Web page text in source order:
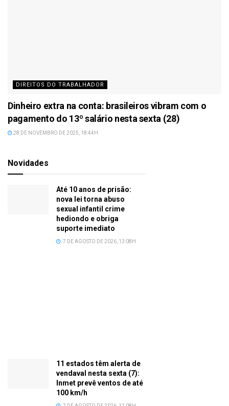
DIREITOS DO TRABALHADOR
Dinheiro extra na conta: brasileiros vibram com o
pagamento do 13º salário nesta sexta (28)
28 DE NOVEMBRO DE 2025, 18:44H
Novidades
Até 10 anos de prisão:
nova lei torna abuso
sexual infantil crime
hediondo e obriga
suporte imediato
7 DE AGOSTO DE 2026, 13:08H
11 estados têm alerta de
vendaval nesta sexta (7):
Inmet prevê ventos de até
100 km/h